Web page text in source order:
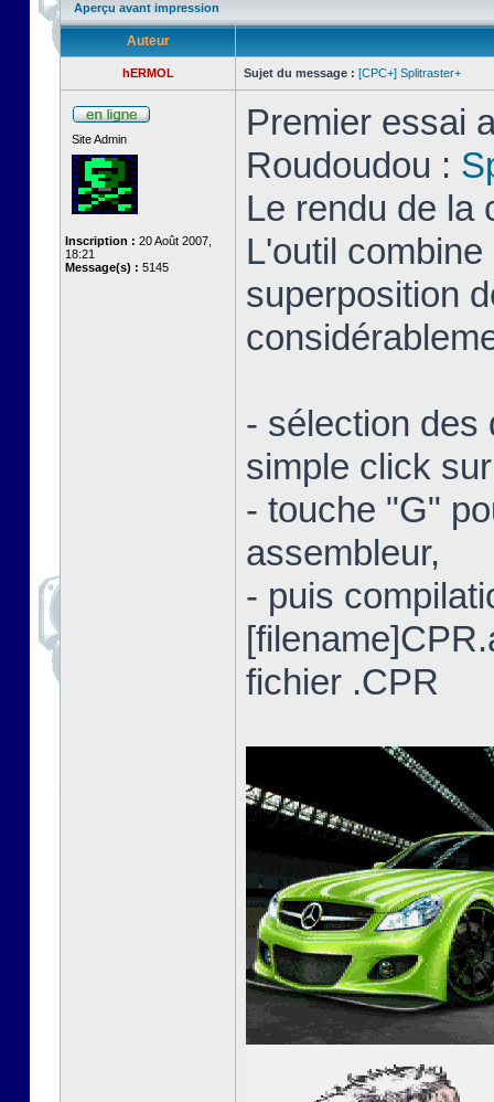
Aperçu avant impression
Auteur
hERMOL Sujet du message : [CPC+] Splitraster+
Site Admin
Inscription : 20 Août 2007,
18:21
Message(s) : 5145
Premier essai
Roudoudou :
Le rendu de la
L'outil
superposition
- sélection des
simple click
- touche "G"
assembleur,
- puis
fichier .CPR